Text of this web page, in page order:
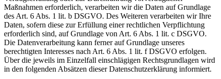
Maßnahmen erforderlich, verarbeiten wir die Daten auf Grundlage
des Art. 6 Abs. 1 lit. b DSGVO. Des Weiteren verarbeiten wir Ihre
Daten, sofern diese zur Erfüllung einer rechtlichen Verpflichtung
erforderlich sind, auf Grundlage von Art. 6 Abs. 1 lit. c DSGVO.
Die Datenverarbeitung kann ferner auf Grundlage unseres
berechtigten Interesses nach Art. 6 Abs. 1 lit. f DSGVO erfolgen.
Über die jeweils im Einzelfall einschlägigen Rechtsgrundlagen wird
in den folgenden Absätzen dieser Datenschutzerklärung informiert.